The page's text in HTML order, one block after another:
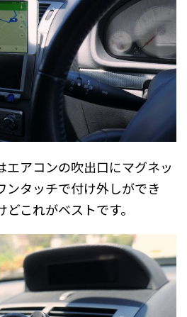
エアコンの吹出口にマグネッ
ンタッチで付け外しができ
これがベストです。